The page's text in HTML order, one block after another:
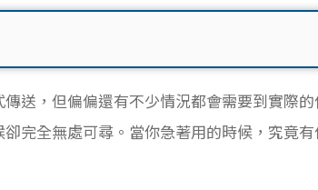
送，但偏偏還有不少情況都會需要到實際的
完全無處可尋。當你急著用的時候，究竟